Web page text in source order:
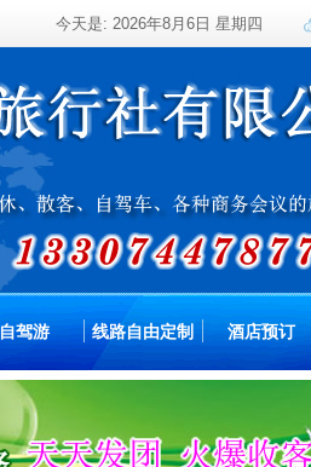
今天是: 2026年8月6日 星期四
自驾游 线路自由定制 酒店预订